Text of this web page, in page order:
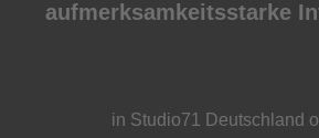
aufmerksamkeitsstarke
in Studio71 Deutschland